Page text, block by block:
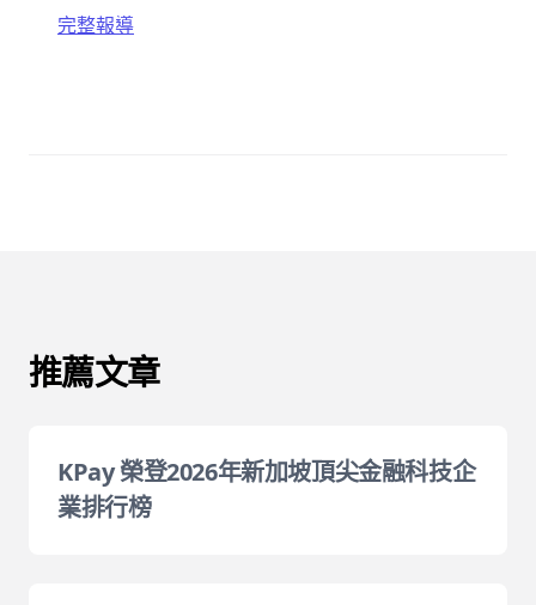
完整報導
推薦文章
KPay 榮登2026年新加坡頂尖金融科技企
業排行榜